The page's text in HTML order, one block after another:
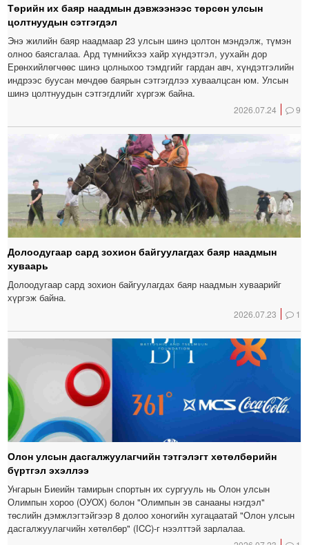
Төрийн их баяр наадмын дэвжээнээс төрсөн улсын
цолтнуудын сэтгэгдэл
Энэ жилийн баяр наадмаар 23 улсын шинэ цолтон мэндэлж, түмэн
олноо баясгалаа. Ард түмнийхээ хайр хүндэтгэл, уухайн дор
Ерөнхийлөгчөөс шинэ цолныхоо тэмдгийг гардан авч, хүндэтгэлийн
индрээс буусан мөчдөө баярын сэтгэгдлээ хуваалцсан юм. Улсын
шинэ цолтнуудын сэтгэгдлийг хүргэж байна.
2026.07.24 9
Долоодугаар сард зохион байгуулагдах баяр наадмын
хуваарь
Долоодугаар сард зохион байгуулагдах баяр наадмын хуваарийг
хүргэж байна.
2026.07.23 1
Олон улсын дасгалжуулагчийн тэтгэлэгт хөтөлбөрийн
бүртгэл эхэллээ
Унгарын Биеийн тамирын спортын их сургууль нь Олон улсын
Олимпын хороо (ОУОХ) болон "Олимпын эв санааны нэгдэл"
төслийн дэмжлэгтэйгээр 8 долоо хоногийн хугацаатай "Олон улсын
дасгалжуулагчийн хөтөлбөр" (ICC)-г нээлттэй зарлалаа.